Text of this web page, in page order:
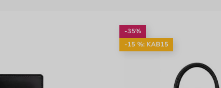
-35%
-15 %: KAB15